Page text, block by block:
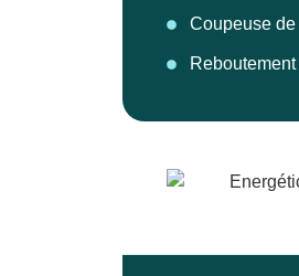
Coupeuse
Reboutement